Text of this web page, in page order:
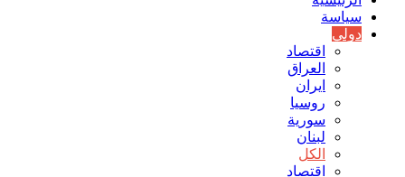
سياسة
دولي
اقتصاد
العراق
ايران
روسيا
سورية
لبنان
الكل
اقتصاد